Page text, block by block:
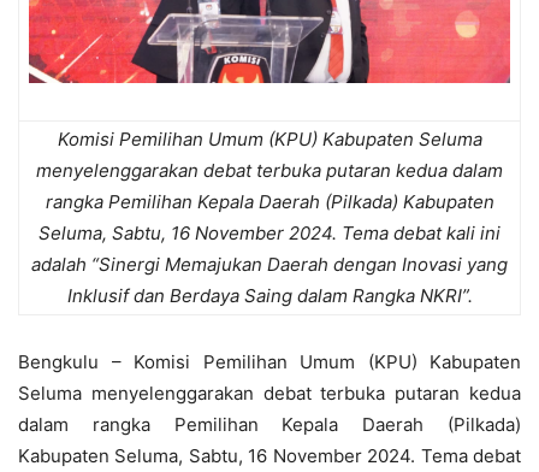
Komisi Pemilihan Umum (KPU) Kabupaten Seluma
menyelenggarakan debat terbuka putaran kedua dalam
rangka Pemilihan Kepala Daerah (Pilkada) Kabupaten
Seluma, Sabtu, 16 November 2024. Tema debat kali ini
adalah “Sinergi Memajukan Daerah dengan Inovasi yang
Inklusif dan Berdaya Saing dalam Rangka NKRI”.
Bengkulu – Komisi Pemilihan Umum (KPU) Kabupaten
Seluma menyelenggarakan debat terbuka putaran kedua
dalam rangka Pemilihan Kepala Daerah (Pilkada)
Kabupaten Seluma, Sabtu, 16 November 2024. Tema debat